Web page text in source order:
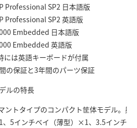
Professional SP2 日本語版
Professional SP2 英語版
Embedded 日本語版
Embedded 英語版
には英語キーボードが付属
の保証と3年間のパーツ保証
ルの特長
ントタイプのコンパクト筐体モデル。
5インチベイ（薄型）×1、3.5インチ